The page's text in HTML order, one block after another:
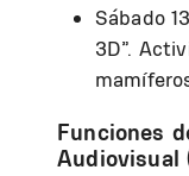
Sábado
3D”.
Funciones
Audiovisual